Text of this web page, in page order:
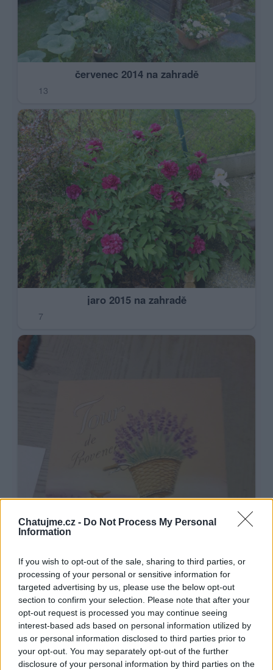
Chatujme.cz - Do Not Process My Personal
Information
If you wish to opt-out of the sale, sharing to third parties, or
processing of your personal or sensitive information for
targeted advertising by us, please use the below opt-out
section to confirm your selection. Please note that after your
opt-out request is processed you may continue seeing
interest-based ads based on personal information utilized by
us or personal information disclosed to third parties prior to
your opt-out. You may separately opt-out of the further
disclosure of your personal information by third parties on the
červenec 2014 na zahradě
13
jaro 2015 na zahradě
7
moje malování říjen 2017